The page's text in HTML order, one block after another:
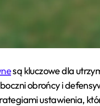
są kluczowe dla
obrońcy i
ustawienia,